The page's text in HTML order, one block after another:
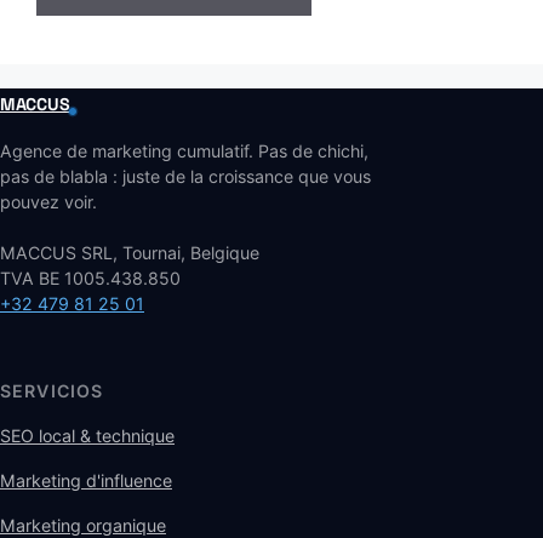
MACCUS
Agence de marketing cumulatif. Pas de chichi,
pas de blabla : juste de la croissance que vous
pouvez voir.
MACCUS SRL, Tournai, Belgique
TVA BE 1005.438.850
+32 479 81 25 01
SERVICIOS
SEO local & technique
Marketing d'influence
Marketing organique